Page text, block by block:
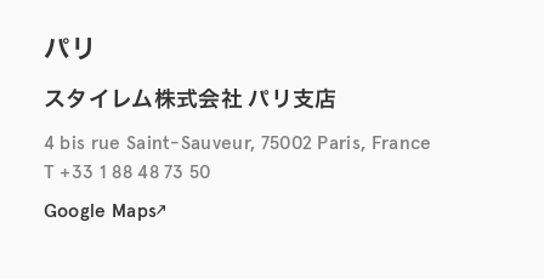
パリ
スタイレム株式会社 パリ支店
4 bis rue Saint-Sauveur, 75002 Paris, France
T +33 1 88 48 73 50
Google Maps